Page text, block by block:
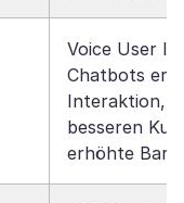
Voice User
Chatbots
Interaktion,
besseren
erhöhte